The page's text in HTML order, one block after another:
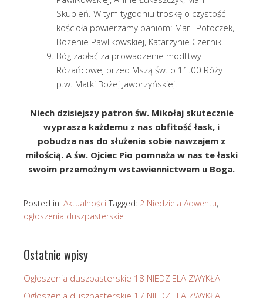
Skupień. W tym tygodniu troskę o czystość
kościoła powierzamy paniom: Marii Potoczek,
Bożenie Pawlikowskiej, Katarzynie Czernik.
Bóg zapłać za prowadzenie modlitwy
Różańcowej przed Mszą św. o 11.00 Róży
p.w. Matki Bożej Jaworzyńskiej.
Niech dzisiejszy patron św. Mikołaj skutecznie
wyprasza każdemu z nas obfitość łask, i
pobudza nas do służenia sobie nawzajem z
miłością. A św. Ojciec Pio pomnaża w nas te łaski
swoim przemożnym wstawiennictwem u Boga.
Posted in: Aktualności Tagged: 2 Niedziela Adwentu,
ogłoszenia duszpasterskie
Ostatnie wpisy
Ogłoszenia duszpasterskie 18 NIEDZIELA ZWYKŁA
Ogłoszenia duszpasterskie 17 NIEDZIELA ZWYKŁA